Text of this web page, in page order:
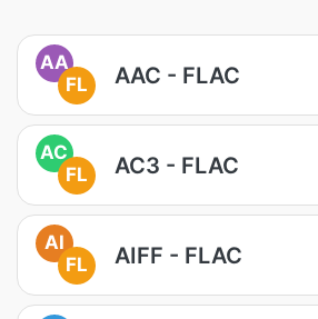
AA
FL
AAC - FLAC
AC
FL
AC3 - FLAC
AI
FL
AIFF - FLAC